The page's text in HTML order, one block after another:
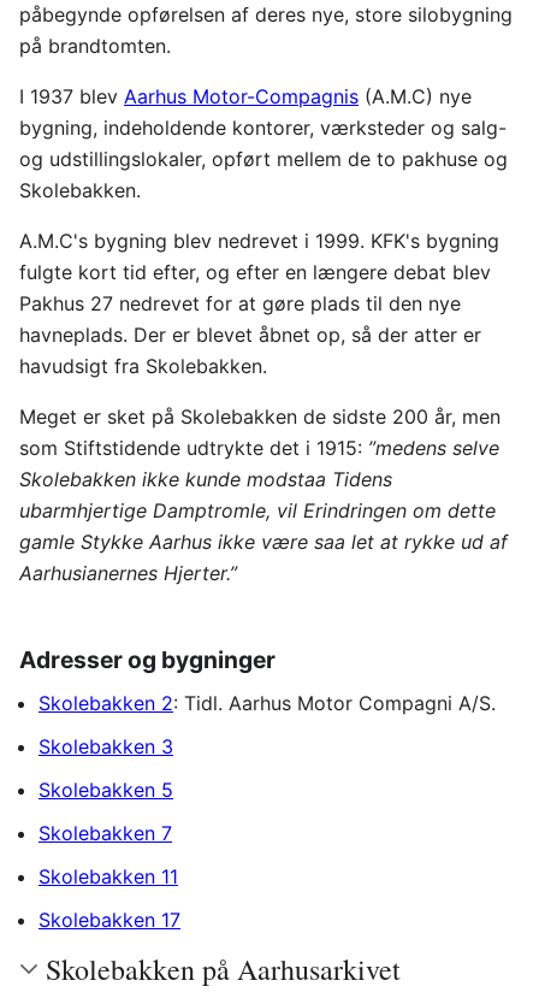
påbegynde opførelsen af deres nye, store silobygning
på brandtomten.
I 1937 blev Aarhus Motor-Compagnis (A.M.C) nye
bygning, indeholdende kontorer, værksteder og salg-
og udstillingslokaler, opført mellem de to pakhuse og
Skolebakken.
A.M.C's bygning blev nedrevet i 1999. KFK's bygning
fulgte kort tid efter, og efter en længere debat blev
Pakhus 27 nedrevet for at gøre plads til den nye
havneplads. Der er blevet åbnet op, så der atter er
havudsigt fra Skolebakken.
Meget er sket på Skolebakken de sidste 200 år, men
som Stiftstidende udtrykte det i 1915: ”medens selve
Skolebakken ikke kunde modstaa Tidens
ubarmhjertige Damptromle, vil Erindringen om dette
gamle Stykke Aarhus ikke være saa let at rykke ud af
Aarhusianernes Hjerter.”
Adresser og bygninger
Skolebakken 2: Tidl. Aarhus Motor Compagni A/S.
Skolebakken 3
Skolebakken 5
Skolebakken 7
Skolebakken 11
Skolebakken 17
Skolebakken på Aarhusarkivet